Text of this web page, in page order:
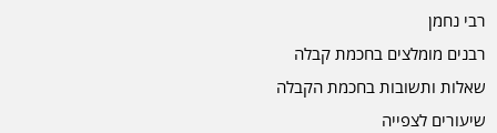
רבי נחמן
רבנים מומלצים בחכמת קבלה
שאלות ותשובות בחכמת הקבלה
שיעורים לצפייה